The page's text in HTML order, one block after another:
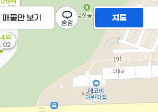
억
02
02
지도
매물만 보기